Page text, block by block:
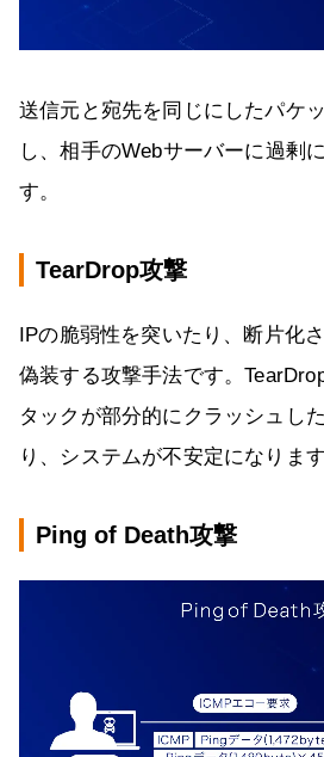
送信元と宛先を同じにしたパケ
し、相手のWebサーバーに過剰
す。
TearDrop攻撃
IPの脆弱性を突いたり、断片化
偽装する攻撃手法です。
タックが部分的にクラッシュし
り、システムが不安定になります
Ping of Death攻撃